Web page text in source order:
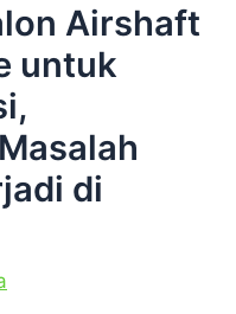
Airshaft
untuk
di